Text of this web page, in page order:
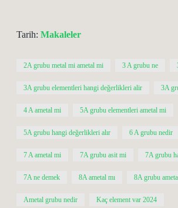
Tarih: Makaleler
2A grubu metal mi ametal mi 3 A grubu ne
3A grubu elementleri hangi değerlikleri alir 3A
4 A ametal mi 5A grubu elementleri ametal mi
5A grubu hangi değerlikleri alır 6 A grubu nedir
7 A ametal mi 7A grubu asit mi 7A grubu
7A ne demek 8A ametal mı 8A grubu
Ametal grubu nedir Kaç element var 2024